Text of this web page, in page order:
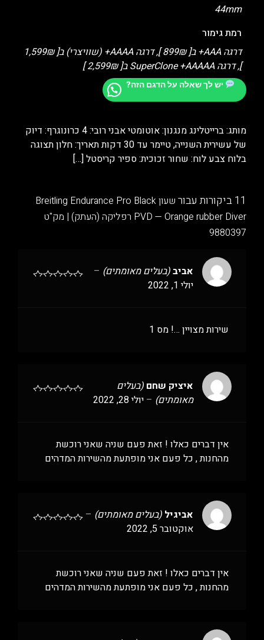
44mm
רמת גימור
דרגה AAA+ ב[ 899₪ ], דרגה AAAA+ (שוויצרי) ב[ 1,599₪
], דרגה SuperClone +AAAAA ב[ 2,599₪ ]
יש לך שאלה על הדגם הזה?
מותג: ברייטלינג מנגנון: אוטומטי אבני רובי: 4 כרונוגרף: דיוק
של עשירית השנייה, טיימר עד 30 דקות תאריך: חלון תצוגה
בלוח צבע לוח: שחור זכוכית: ספיר קריסטל […]
11 ביקורות עבור
שעון Breitling Endurance Pro Black
PVD — Orange rubber Diver רפליקה (העתק) | מק"ט
9880397
אביב(בעלים מאומתים) –
יולי 1, 2022
שירות מצויין …! מס 1
איציק שחם (בעלים
מאומתים) – יולי 28, 2022
אין דברים כאלו ! זאת פעם שניה שאני רוכשת
מהחנות , כל פעם אני מופתעת מהשירות המדהים
אביגיל (בעלים מאומתים) –
אוקטובר 5, 2022
אין דברים כאלו ! זאת פעם שניה שאני רוכשת
מהחנות , כל פעם אני מופתעת מהשירות המדהים